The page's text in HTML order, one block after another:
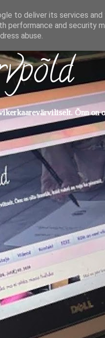
Õnn
to deliver its services
performance and security
abuse.